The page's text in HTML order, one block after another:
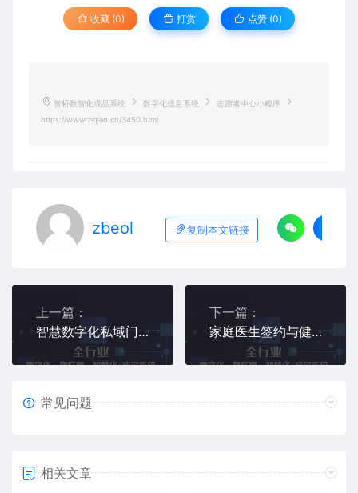
收藏 (0) 打赏 点赞 (0)
智桥数智化成品系统 数字化信息系统
志愿者中心小程序
https://www.ziqiao.cn/3450.html
zbeol 复制本文链接
上一篇：
智慧数字化私域门店管理系统
下一篇：
家庭医生签约与健康管理服务平台
常见问题
相关文章